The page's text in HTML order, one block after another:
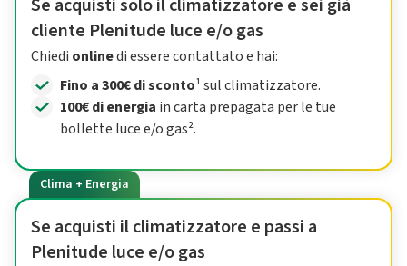
Se acquisti solo il climatizzatore e sei già
cliente Plenitude luce e/o gas
Chiedi onlinedi essere contattato e hai:
Fino a 300€ di sconto¹ sul climatizzatore.
100€ di energia in carta prepagata per le tue
bollette luce e/o gas².
Clima + Energia
Se acquisti il climatizzatore e passi a
Plenitude luce e/o gas